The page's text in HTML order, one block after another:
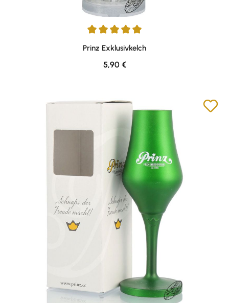
Durchschnittliche Bewertung von 5 von 5 Sternen
Prinz Exklusivkelch
Regulärer Preis:
5,90 €